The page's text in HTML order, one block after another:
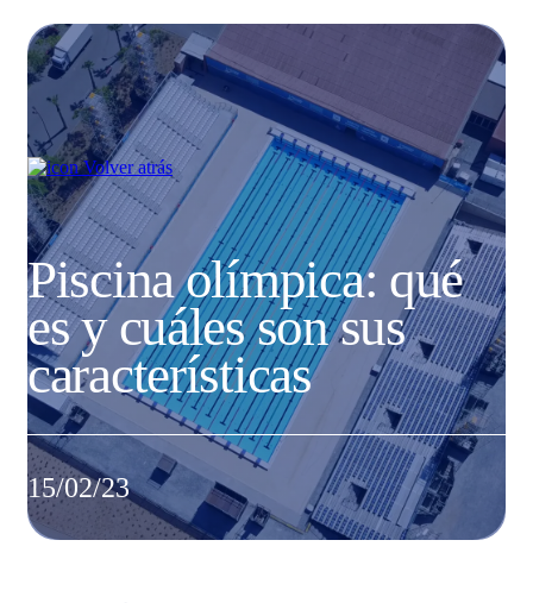
Volver atrás
Piscina olímpica: qué
es y cuáles son sus
características
15/02/23